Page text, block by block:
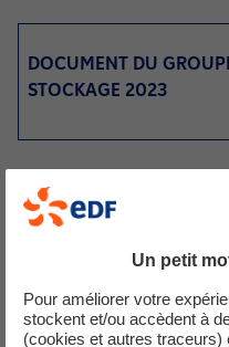
DOCUMENT DU
STOCKAGE 2023
DOCUMENTS DU
DU 23 JANVIER 2023
Un petit
Pour améliorer votre
stockent et/ou accèdent à
(cookies et autres traceurs)